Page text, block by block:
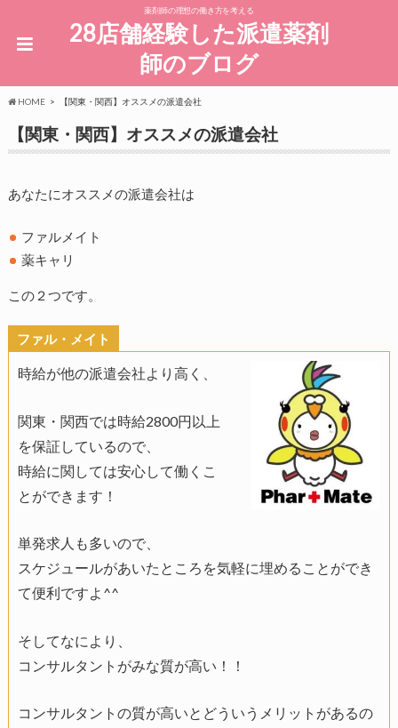
薬剤師の理想の働き方を考える
28店舗経験した派遣薬剤
師のブログ
HOME 【関東・関西】オススメの派遣会社
【関東・関西】オススメの派遣会社
あなたにオススメの派遣会社は
ファルメイト
薬キャリ
この２つです。
ファル・メイト
時給が他の派遣会社より高く、
関東・関西では時給2800円以上
を保証しているので、
時給に関しては安心して働くこ
とができます！
単発求人も多いので、
スケジュールがあいたところを気軽に埋めることができ
て便利ですよ^^
そしてなにより、
コンサルタントがみな質が高い！！
コンサルタントの質が高いとどういうメリットがあるの